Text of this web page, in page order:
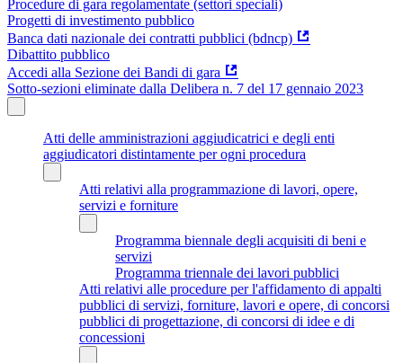
Procedure di gara regolamentate (settori speciali)
Progetti di investimento pubblico
Banca dati nazionale dei contratti pubblici (bdncp)
Dibattito pubblico
Accedi alla Sezione dei Bandi di gara
Sotto-sezioni eliminate dalla Delibera n. 7 del 17 gennaio 2023
Atti delle amministrazioni aggiudicatrici e degli enti
aggiudicatori distintamente per ogni procedura
Atti relativi alla programmazione di lavori, opere,
servizi e forniture
Programma biennale degli acquisiti di beni e
servizi
Programma triennale dei lavori pubblici
Atti relativi alle procedure per l'affidamento di appalti
pubblici di servizi, forniture, lavori e opere, di concorsi
pubblici di progettazione, di concorsi di idee e di
concessioni